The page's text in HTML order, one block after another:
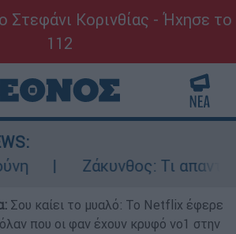
Στεφάνι Κορινθίας - Ήχησε το
112
Ζάκυνθος: Τι απαντά
Σου καίει το μυαλό: Το Netflix έφερε
που οι φαν έχουν κρυφό νο1 στην